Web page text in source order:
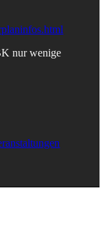
nur wenige